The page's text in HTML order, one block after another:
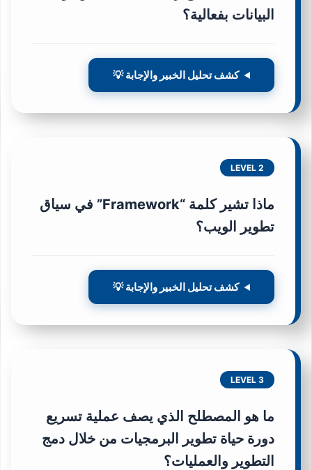
البيانات بفعالية؟
كشف تحليل الخبير والإجابة 💡
LEVEL 2
ماذا تشير كلمة “Framework” في سياق
تطوير الويب؟
كشف تحليل الخبير والإجابة 💡
LEVEL 3
ما هو المصطلح الذي يصف عملية تسريع
دورة حياة تطوير البرمجيات من خلال دمج
التطوير والعمليات؟